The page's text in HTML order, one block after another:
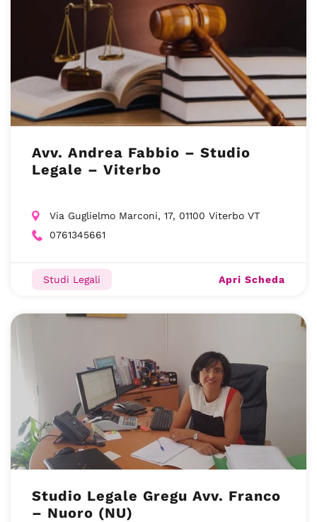
Avv. Andrea Fabbio – Studio
Legale – Viterbo
Via Guglielmo Marconi, 17, 01100 Viterbo VT
0761345661
Studi Legali Apri Scheda
Studio Legale Gregu Avv. Franco
– Nuoro (NU)